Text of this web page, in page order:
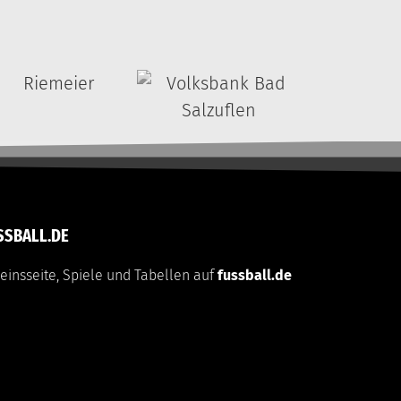
Spiele und Tabellen auffussball.de